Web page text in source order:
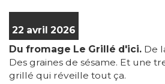
22 avril 2026
Du fromage Le Grillé d'ici. De
Des graines de sésame. Et une
grillé qui réveille tout ça.